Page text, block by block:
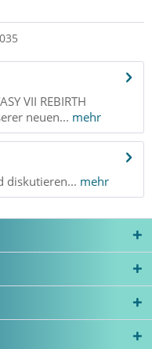
VII REBIRTH
neuen... mehr
diskutieren... mehr